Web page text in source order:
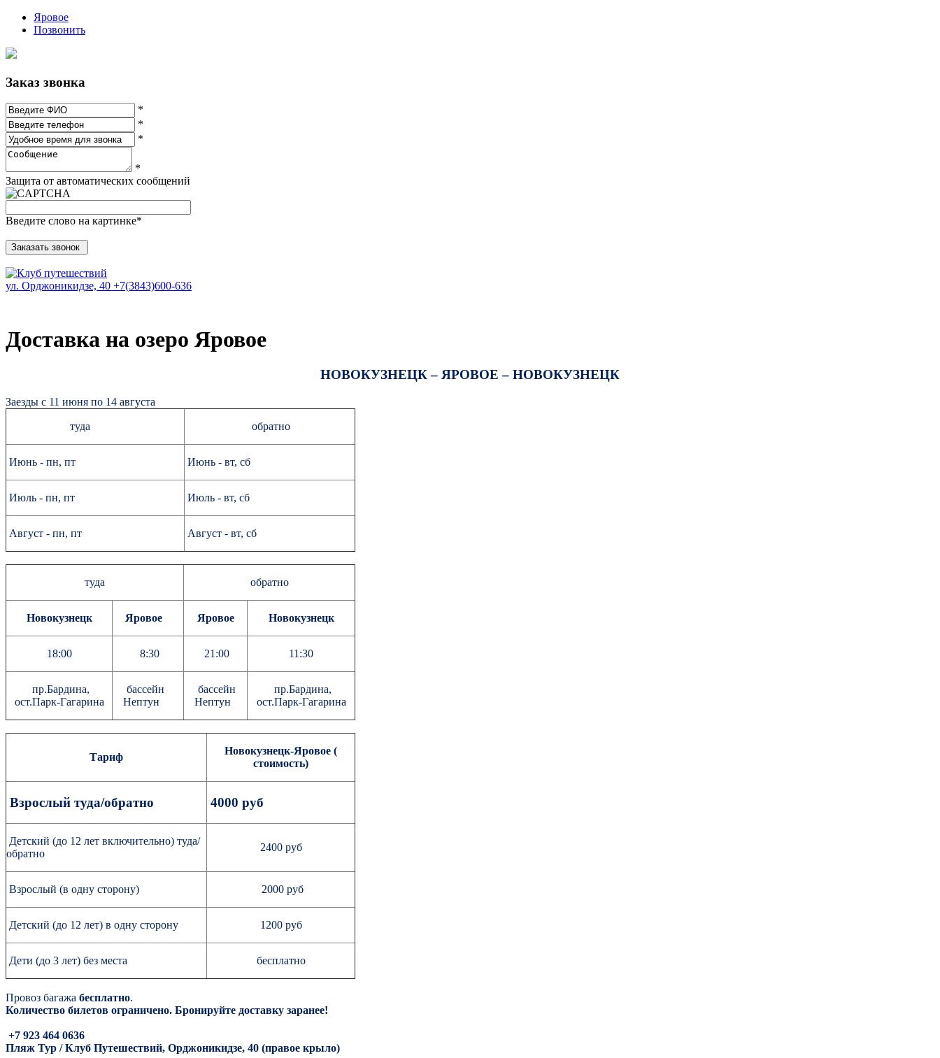
Яровое
Позвонить
Заказ звонка
*
*
*
*
Защита от автоматических сообщений
Введите слово на картинке*
ул. Орджоникидзе, 40 +7(3843)600-636
Доставка на озеро Яровое
НОВОКУЗНЕЦК – ЯРОВОЕ – НОВОКУЗНЕЦК
Заезды с 11 июня по 14 августа
туда обратно
Июнь - пн, пт Июнь - вт, сб
Июль - пн, пт Июль - вт, сб
Август - пн, пт Август - вт, сб
туда обратно
Новокузнецк Яровое Яровое Новокузнецк
18:00 8:30 21:00 11:30
пр.Бардина,
ост.Парк-Гагарина
бассейн
Нептун
бассейн
Нептун
пр.Бардина,
ост.Парк-Гагарина
Тариф
Новокузнецк-Яровое (
стоимость)
Взрослый туда/обратно 4000 руб
Детский (до 12 лет включительно) туда/
обратно
2400 руб
Взрослый (в одну сторону) 2000 руб
Детский (до 12 лет) в одну сторону 1200 руб
Дети (до 3 лет) без места бесплатно
Провоз багажа бесплатно.
Количество билетов ограничено. Бронируйте доставку заранее!
+7 923 464 0636
Пляж Тур / Клуб Путешествий, Орджоникидзе, 40 (правое крыло)